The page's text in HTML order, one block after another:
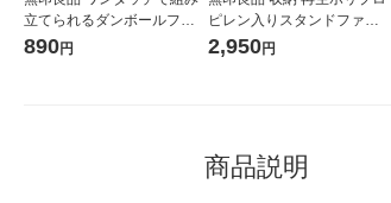
立てられるダンボールファ
イルボックス・5枚組 02081
890円
ピレン入りスタンドファイ
ルボックス ホワイトグレー
2,950円
商品説明